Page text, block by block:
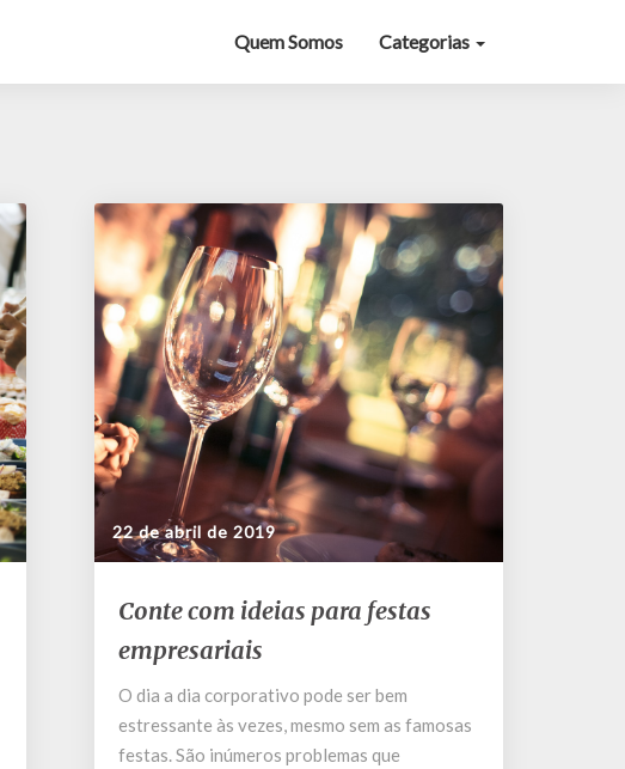
Quem Somos Categorias
22 de abril de 2019
Conte
com
ideias
festas
empresariais
Conte com ideias para festas
empresariais
O dia a dia corporativo pode ser bem
estressante às vezes, mesmo sem as famosas
festas. São inúmeros problemas que